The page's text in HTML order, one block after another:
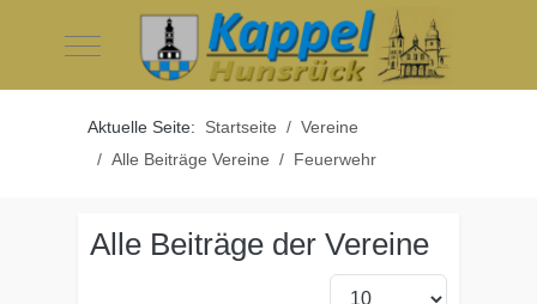
Mobile Menu Toggle
Aktuelle Seite: Startseite
Vereine
Alle Beiträge Vereine
Feuerwehr
Alle Beiträge der Vereine
Anzeige #